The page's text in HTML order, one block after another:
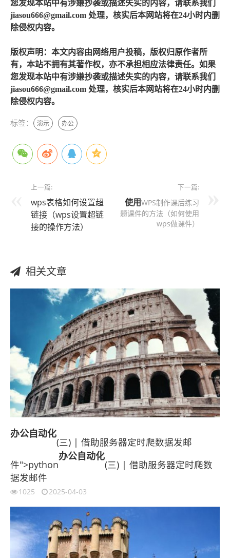
您发现本站中有涉嫌抄袭或描述失实的内容，请联系我们
jiasou666@gmail.com 处理，核实后本网站将在24小时内删
除侵权内容。
版权声明：本文内容由网络用户投稿，版权归原作者所
有，本站不拥有其著作权，亦不承担相应法律责任。如果
您发现本站中有涉嫌抄袭或描述失实的内容，请联系我们
jiasou666@gmail.com 处理，核实后本网站将在24小时内删
除侵权内容。
标签： 演示 办公
上一篇:
wps表格如何设置超
链接（wps设置超链
接的操作方法）
下一篇:
使用WPS制作课后练习
题课件的方法（如何使用
wps做课件）
相关文章
办公自动化
(三) | 借助服务器定时爬数据发邮
件">python
办公自动化
(三) | 借助服务器定时爬数
据发邮件
1025 2025-04-03